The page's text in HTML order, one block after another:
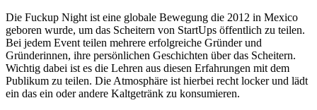
Die Fuckup Night ist eine globale Bewegung die 2012 in Mexico
geboren wurde, um das Scheitern von StartUps öffentlich zu teilen.
Bei jedem Event teilen mehrere erfolgreiche Gründer und
Gründerinnen, ihre persönlichen Geschichten über das Scheitern.
Wichtig dabei ist es die Lehren aus diesen Erfahrungen mit dem
Publikum zu teilen. Die Atmosphäre ist hierbei recht locker und lädt
ein das ein oder andere Kaltgetränk zu konsumieren.